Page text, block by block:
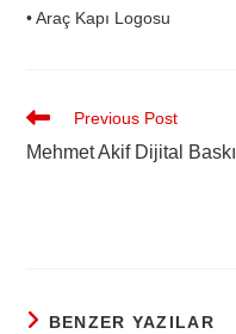
• Araç Kapı Logosu
Previous Post
Mehmet Akif Dijital Baskı
BENZER YAZILAR